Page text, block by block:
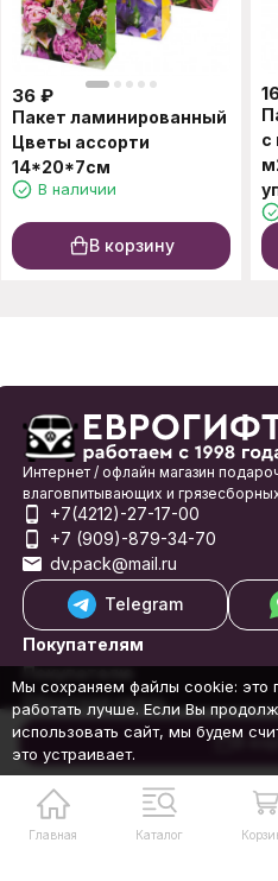
В
36 ₽
Пакет ламинированный
Цветы ассорти
14*20*7см
В наличии
В корзину
с
Главная Каталог
Интернет / офлайн магазин
влаговпитывающих и
+7(4212)-27-17-00
+7 (909)-879-34-70
dv.pack@mail.ru
Telegram
Покупателям
Покупателю
Обратная связь
© 1998-2026 Еврогифт
Мы сохраняем файлы cookie: это
работать лучше. Если Вы
использовать сайт, мы будем
это устраивает.